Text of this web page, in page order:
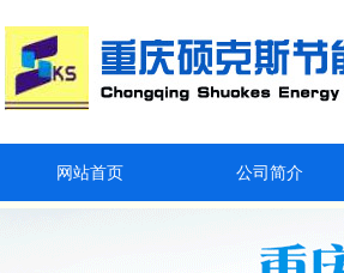
网站首页 公司简介